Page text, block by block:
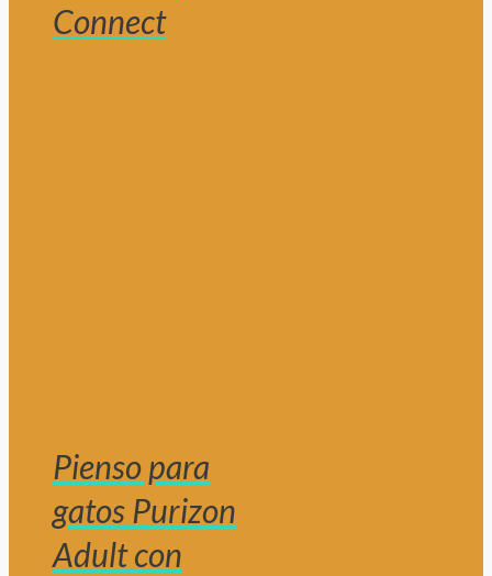
Connect
Pienso para
gatos Purizon
Adult con